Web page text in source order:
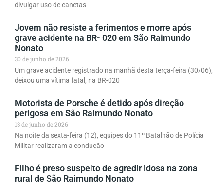
divulgar uso de canetas
Jovem não resiste a ferimentos e morre após
grave acidente na BR- 020 em São Raimundo
Nonato
30 de junho de 2026
Um grave acidente registrado na manhã desta terça-feira (30/06),
deixou uma vítima fatal, na BR-020
Motorista de Porsche é detido após direção
perigosa em São Raimundo Nonato
13 de junho de 2026
Na noite da sexta-feira (12), equipes do 11º Batalhão de Polícia
Militar realizaram a condução
Filho é preso suspeito de agredir idosa na zona
rural de São Raimundo Nonato